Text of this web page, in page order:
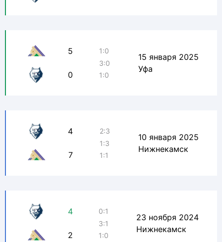
5
0
1:0
3:0
1:0
15 января 2025
Уфа
4
7
2:3
1:3
1:1
10 января 2025
Нижнекамск
4
2
0:1
3:1
1:0
23 ноября 2024
Нижнекамск